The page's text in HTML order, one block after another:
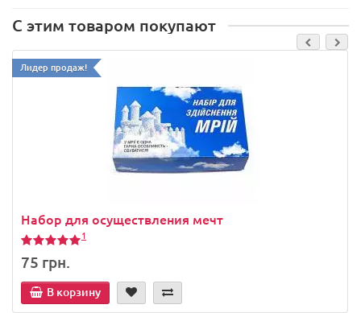
С этим товаром покупают
Лидер продаж!
Набор для осуществления мечт
1
75 грн.
В корзину